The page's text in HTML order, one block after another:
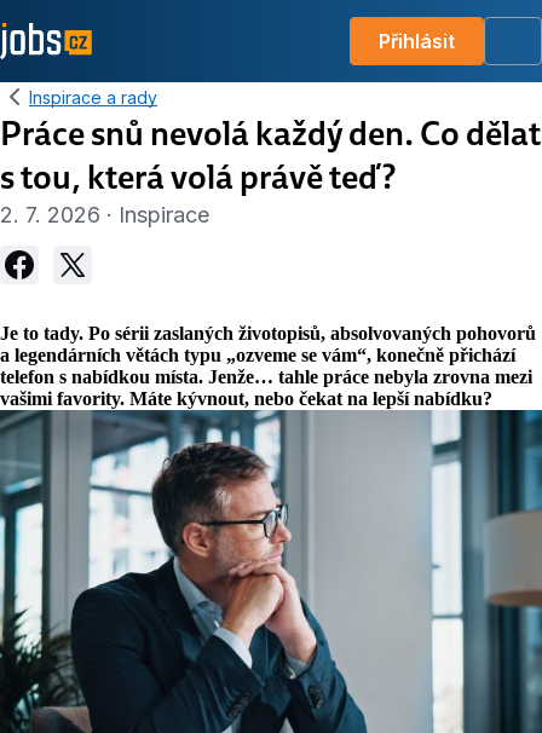
Přihlásit
Inspirace a rady
Práce snů nevolá každý den. Co dělat
s tou, která volá právě teď?
2. 7. 2026 · Inspirace
Je to tady. Po sérii zaslaných životopisů, absolvovaných pohovorů
a legendárních větách typu „ozveme se vám“, konečně přichází
telefon s nabídkou místa. Jenže… tahle práce nebyla zrovna mezi
vašimi favority. Máte kývnout, nebo čekat na lepší nabídku?